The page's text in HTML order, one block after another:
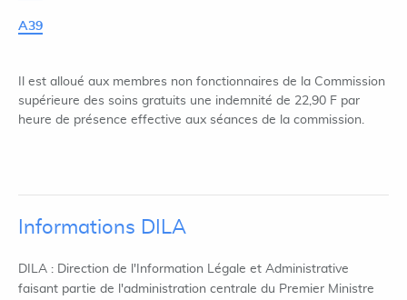
A39
Il est alloué aux membres non fonctionnaires de la Commission
supérieure des soins gratuits une indemnité de 22,90 F par
heure de présence effective aux séances de la commission.
Informations DILA
DILA : Direction de l'Information Légale et Administrative
faisant partie de l'administration centrale du Premier Ministre